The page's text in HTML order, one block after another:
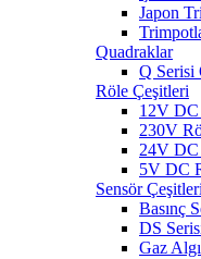
Japon
Quadraklar
Q Serisi
Röle Çeşitleri
12V
230V
24V
5V DC
Sensör Çeşitleri
Basınç
DS
Gaz